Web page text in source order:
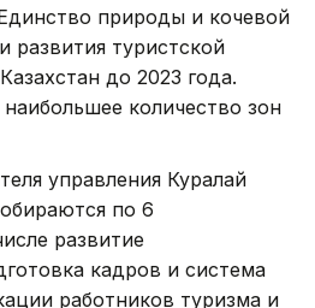
природы и кочевой
развития туристской
до 2023 года.
количество зон
управления Куралай
по 6
развитие
кадров и система
работников туризма и